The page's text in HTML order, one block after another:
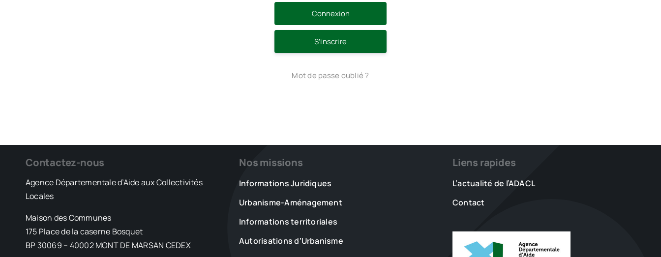
S’inscrire
Mot de passe oublié ?
Contactez-nous
Agence Départementale d’Aide aux Collectivités
Locales
Maison des Communes
175 Place de la caserne Bosquet
BP 30069 – 40002 MONT DE MARSAN CEDEX
Nos missions
Informations Juridiques
Urbanisme-Aménagement
Informations territoriales
Autorisations d’Urbanisme
Liens rapides
L’actualité de l’ADACL
Contact